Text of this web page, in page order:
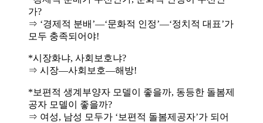
가?
⇒ ‘경제적 분배’―‘문화적 인정’―‘정치적 대표’가
모두 충족되어야!
*시장화냐, 사회보호냐?
⇒ 시장―사회보호―해방!
*보편적 생계부양자 모델이 좋을까, 동등한 돌봄제
공자 모델이 좋을까?
⇒ 여성, 남성 모두가 ‘보편적 돌봄제공자’가 되어